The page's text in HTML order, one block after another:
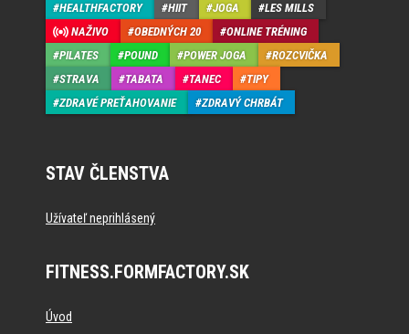
HEALTHFACTORY
HIIT JOGA
LES MILLS
NAŽIVO
OBEDNÝCH 20
ONLINE TRÉNING
PILATES
POUND POWER JOGA
ROZCVIČKA
STRAVA
TABATA TANEC
TIPY
ZDRAVÉ PREŤAHOVANIE
ZDRAVÝ CHRBÁT
STAV ČLENSTVA
Užívateľ neprihlásený
FITNESS.FORMFACTORY.SK
Úvod